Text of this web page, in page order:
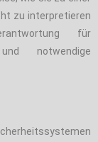
zu interpretieren
für
notwendige